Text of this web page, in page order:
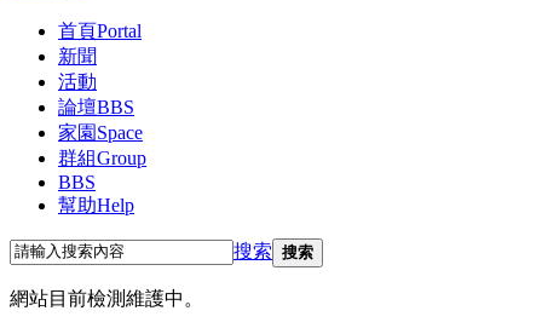
首頁Portal
新聞
活動
論壇BBS
家園 Space
群組Group
BBS
幫助Help
搜索 搜索
網站目前檢測維護中。